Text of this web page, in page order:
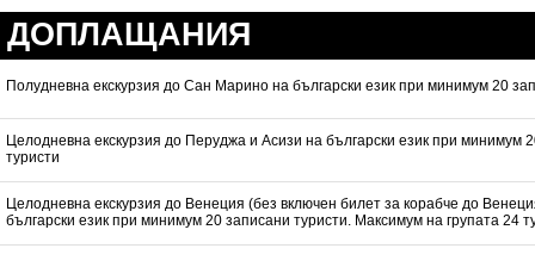
ДОПЛАЩАНИЯ
Полудневна екскурзия до Сан Марино на български език при минимум 20
Целодневна екскурзия до Перуджа и Асизи на български език при минимум
туристи
Целодневна екскурзия до Венеция (без включен билет за корабче до
български език при минимум 20 записани туристи. Максимум на групата 24